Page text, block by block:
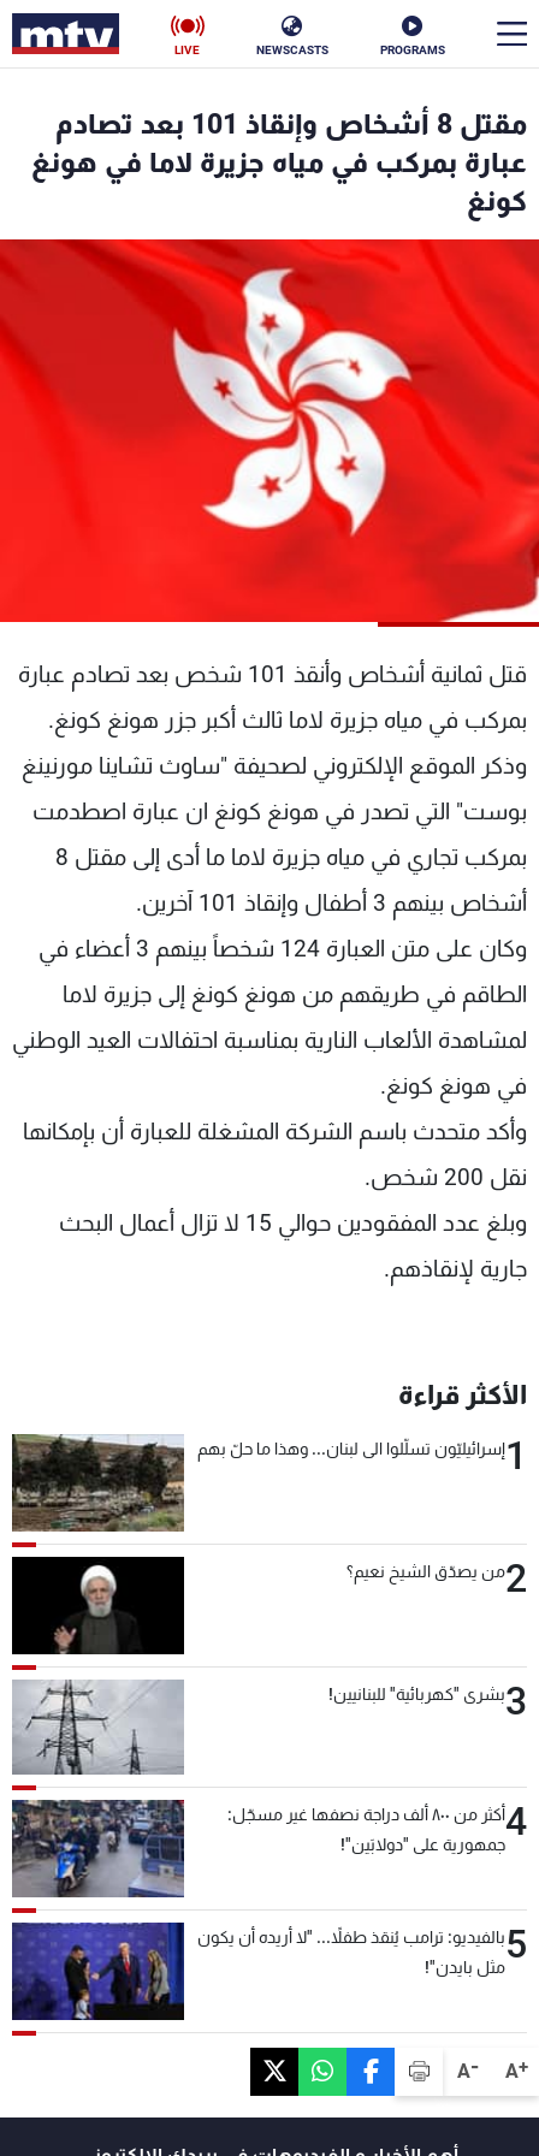
PROGRAMS
NEWSCASTS
LIVE
A+
A-
مقتل 8 أشخاص وإنقاذ 101 بعد تصادم
عبارة بمركب في مياه جزيرة لاما في هونغ
كونغ
قتل ثمانية أشخاص وأنقذ 101 شخص بعد تصادم عبارة
بمركب في مياه جزيرة لاما ثالث أكبر جزر هونغ كونغ.
وذكر الموقع الإلكتروني لصحيفة "ساوث تشاينا مورنينغ
بوست" التي تصدر في هونغ كونغ ان عبارة اصطدمت
بمركب تجاري في مياه جزيرة لاما ما أدى إلى مقتل 8
أشخاص بينهم 3 أطفال وإنقاذ 101 آخرين.
وكان على متن العبارة 124 شخصاً بينهم 3 أعضاء في
الطاقم في طريقهم من هونغ كونغ إلى جزيرة لاما
لمشاهدة الألعاب النارية بمناسبة احتفالات العيد الوطني
في هونغ كونغ.
وأكد متحدث باسم الشركة المشغلة للعبارة أن بإمكانها
نقل 200 شخص.
وبلغ عدد المفقودين حوالي 15 لا تزال أعمال البحث
جارية لإنقاذهم.
الأكثر قراءة
1إسرائيليّون تسلّلوا الى لبنان... وهذا ما حلّ بهم
2من يصدّق الشيخ نعيم؟
3بشرى "كهربائية" للبنانيين!
4
أكثر من ٨٠٠ ألف دراجة نصفها غير مسجّل:
جمهورية على "دولابَين"!
5بالفيديو: ترامب يُنقذ طفلاً... "لا أريده أن يكون
مثل بايدن"!
الأخبار
سياسة
إقتصاد فن
منوعات رياضة
كأس العالم
جدول البرامج
شاهد البرامج
الترددات
عن MTV
لاعلاناتكم
وظائف
تواصل معنا
شروط الإسـتخدام